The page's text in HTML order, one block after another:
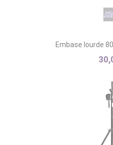
Embase lourde